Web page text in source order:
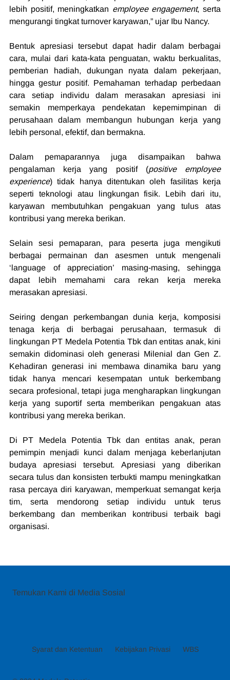
lebih positif, meningkatkan employee engagement, serta
mengurangi tingkat turnover karyawan,” ujar Ibu Nancy.
Bentuk apresiasi tersebut dapat hadir dalam berbagai
cara, mulai dari kata-kata penguatan, waktu berkualitas,
pemberian hadiah, dukungan nyata dalam pekerjaan,
hingga gestur positif. Pemahaman terhadap perbedaan
cara setiap individu dalam merasakan apresiasi ini
semakin memperkaya pendekatan kepemimpinan di
perusahaan dalam membangun hubungan kerja yang
lebih personal, efektif, dan bermakna.
Dalam pemaparannya juga disampaikan bahwa
pengalaman kerja yang positif (positive employee
experience) tidak hanya ditentukan oleh fasilitas kerja
seperti teknologi atau lingkungan fisik. Lebih dari itu,
karyawan membutuhkan pengakuan yang tulus atas
kontribusi yang mereka berikan.
Selain sesi pemaparan, para peserta juga mengikuti
berbagai permainan dan asesmen untuk mengenali
‘language of appreciation’ masing-masing, sehingga
dapat lebih memahami cara rekan kerja mereka
merasakan apresiasi.
Seiring dengan perkembangan dunia kerja, komposisi
tenaga kerja di berbagai perusahaan, termasuk di
lingkungan PT Medela Potentia Tbk dan entitas anak, kini
semakin didominasi oleh generasi Milenial dan Gen Z.
Kehadiran generasi ini membawa dinamika baru yang
tidak hanya mencari kesempatan untuk berkembang
secara profesional, tetapi juga mengharapkan lingkungan
kerja yang suportif serta memberikan pengakuan atas
kontribusi yang mereka berikan.
Di PT Medela Potentia Tbk dan entitas anak, peran
pemimpin menjadi kunci dalam menjaga keberlanjutan
budaya apresiasi tersebut. Apresiasi yang diberikan
secara tulus dan konsisten terbukti mampu meningkatkan
rasa percaya diri karyawan, memperkuat semangat kerja
tim, serta mendorong setiap individu untuk terus
berkembang dan memberikan kontribusi terbaik bagi
organisasi.
Syarat dan Ketentuan Kebijakan Privasi WBS
Temukan Kami di Media Sosial